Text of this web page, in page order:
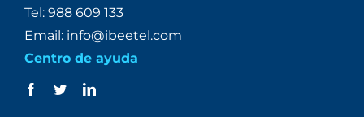
Tel: 988 609 133
Email: info@ibeetel.com
Centro de ayuda